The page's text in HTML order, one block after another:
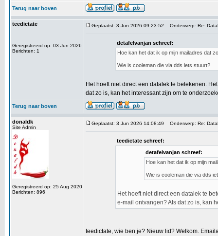
Terug naar boven
teedictate
Geregistreerd op: 03 Jun 2026
Berichten: 1
Geplaatst: 3 Jun 2026 09:23:52 Onderwerp: Re:
detafelvanjan schreef:
Hoe kan het dat ik op mijn mailadres dat
Wie is cooleman die via dds iets stuurt?
Het hoeft niet direct een datalek te betekenen.
dat zo is, kan het interessant zijn om te
Terug naar boven
donaldk
Site Admin
Geregistreerd op: 25 Aug 2020
Berichten: 896
Geplaatst: 3 Jun 2026 14:08:49 Onderwerp: Re:
teedictate schreef:
detafelvanjan schreef:
Hoe kan het dat ik op mijn
Wie is cooleman die via dds
Het hoeft niet direct een datalek te
e-mail ontvangen? Als dat zo is, kan
teedictate, wie ben je? Nieuw lid? Welkom.